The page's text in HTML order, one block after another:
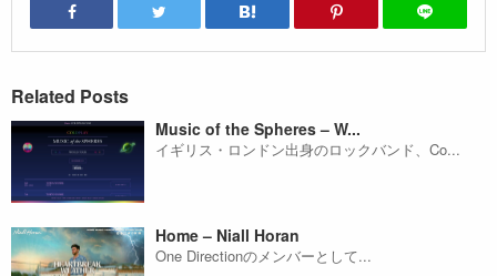
Related Posts
Music of the Spheres – W...
イギリス・ロンドン出身のロックバンド、Co...
Home – Niall Horan
One Directionのメンバーとして...